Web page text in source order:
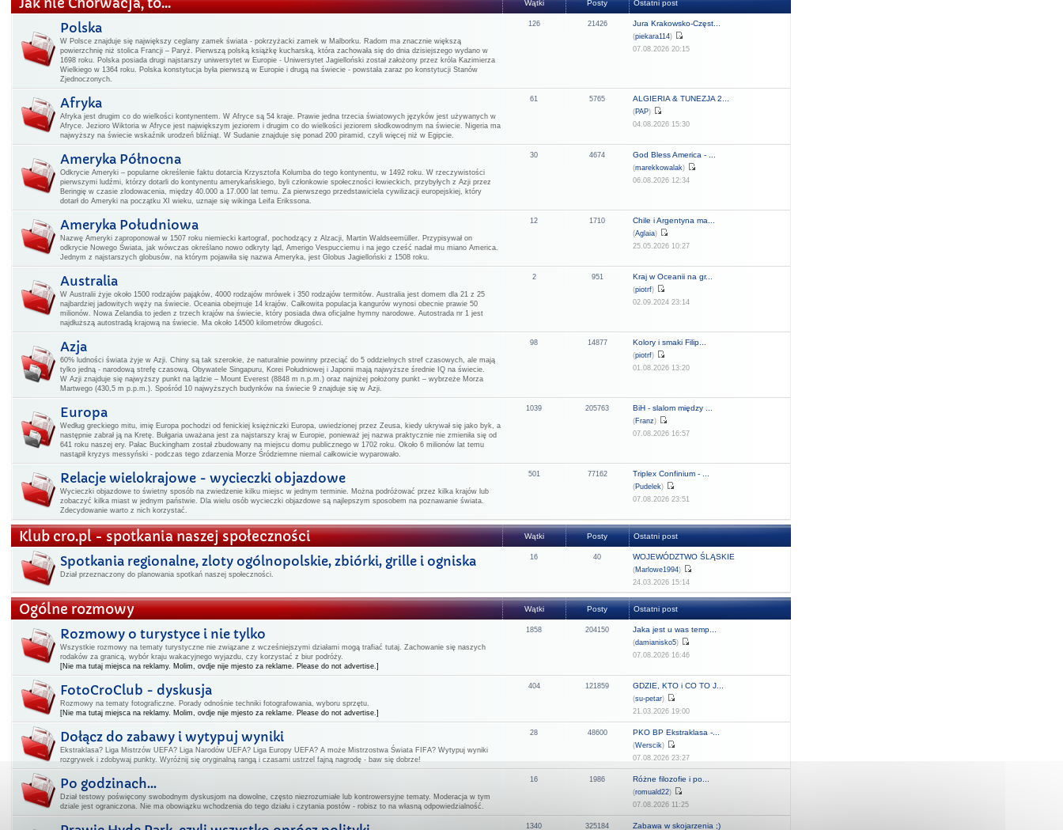
Jak nie Chorwacja, to... Wątki Posty Ostatni post
Polska
W Polsce znajduje się największy ceglany zamek świata - pokrzyżacki zamek w Malborku. Radom ma znacznie większą
powierzchnię niż stolica Francji – Paryż. Pierwszą polską książkę kucharską, która zachowała się do dnia dzisiejszego wydano w
1698 roku. Polska posiada drugi najstarszy uniwersytet w Europie - Uniwersytet Jagielloński został założony przez króla Kazimierza
Wielkiego w 1364 roku. Polska konstytucja była pierwszą w Europie i drugą na świecie - powstała zaraz po konstytucji Stanów
Zjednoczonych.
126 21426 Jura Krakowsko-Częst...
(piekara114)
07.08.2026 20:15
Afryka
Afryka jest drugim co do wielkości kontynentem. W Afryce są 54 kraje. Prawie jedna trzecia światowych języków jest używanych w
Afryce. Jezioro Wiktoria w Afryce jest największym jeziorem i drugim co do wielkości jeziorem słodkowodnym na świecie. Nigeria ma
najwyższy na świecie wskaźnik urodzeń bliźniąt. W Sudanie znajduje się ponad 200 piramid, czyli więcej niż w Egipcie.
61 5765 ALGIERIA & TUNEZJA 2...
(PAP)
04.08.2026 15:30
Ameryka Północna
Odkrycie Ameryki – popularne określenie faktu dotarcia Krzysztofa Kolumba do tego kontynentu, w 1492 roku. W rzeczywistości
pierwszymi ludźmi, którzy dotarli do kontynentu amerykańskiego, byli członkowie społeczności łowieckich, przybyłych z Azji przez
Beringię w czasie zlodowacenia, między 40.000 a 17.000 lat temu. Za pierwszego przedstawiciela cywilizacji europejskiej, który
dotarł do Ameryki na początku XI wieku, uznaje się wikinga Leifa Erikssona.
30 4674 God Bless America - ...
(marekkowalak)
06.08.2026 12:34
Ameryka Południowa
Nazwę Ameryki zaproponował w 1507 roku niemiecki kartograf, pochodzący z Alzacji, Martin Waldseemüller. Przypisywał on
odkrycie Nowego Świata, jak wówczas określano nowo odkryty ląd, Amerigo Vespucciemu i na jego cześć nadał mu miano America.
Jednym z najstarszych globusów, na którym pojawiła się nazwa Ameryka, jest Globus Jagielloński z 1508 roku.
12 1710 Chile i Argentyna ma...
(Aglaia)
25.05.2026 10:27
Australia
W Australii żyje około 1500 rodzajów pająków, 4000 rodzajów mrówek i 350 rodzajów termitów. Australia jest domem dla 21 z 25
najbardziej jadowitych węży na świecie. Oceania obejmuje 14 krajów. Całkowita populacja kangurów wynosi obecnie prawie 50
milionów. Nowa Zelandia to jeden z trzech krajów na świecie, który posiada dwa oficjalne hymny narodowe. Autostrada nr 1 jest
najdłuższą autostradą krajową na świecie. Ma około 14500 kilometrów długości.
2 951 Kraj w Oceanii na gr...
(piotrf)
02.09.2024 23:14
Azja
60% ludności świata żyje w Azji. Chiny są tak szerokie, że naturalnie powinny przeciąć do 5 oddzielnych stref czasowych, ale mają
tylko jedną - narodową strefę czasową. Obywatele Singapuru, Korei Południowej i Japonii mają najwyższe średnie IQ na świecie.
W Azji znajduje się najwyższy punkt na lądzie – Mount Everest (8848 m n.p.m.) oraz najniżej położony punkt – wybrzeże Morza
Martwego (430,5 m p.p.m.). Spośród 10 najwyższych budynków na świecie 9 znajduje się w Azji.
98 14877 Kolory i smaki Filip...
(piotrf)
01.08.2026 13:20
Europa
Według greckiego mitu, imię Europa pochodzi od fenickiej księżniczki Europa, uwiedzionej przez Zeusa, kiedy ukrywał się jako byk, a
następnie zabrał ją na Kretę. Bułgaria uważana jest za najstarszy kraj w Europie, ponieważ jej nazwa praktycznie nie zmieniła się od
641 roku naszej ery. Pałac Buckingham został zbudowany na miejscu domu publicznego w 1702 roku. Około 6 milionów lat temu
nastąpił kryzys messyński - podczas tego zdarzenia Morze Śródziemne niemal całkowicie wyparowało.
1039 205763 BiH - slalom między ...
(Franz)
07.08.2026 16:57
Relacje wielokrajowe - wycieczki objazdowe
Wycieczki objazdowe to świetny sposób na zwiedzenie kilku miejsc w jednym terminie. Można podróżować przez kilka krajów lub
zobaczyć kilka miast w jednym państwie. Dla wielu osób wycieczki objazdowe są najlepszym sposobem na poznawanie świata.
Zdecydowanie warto z nich korzystać.
501 77162 Triplex Confinium - ...
(Pudelek)
07.08.2026 23:51
Klub cro.pl - spotkania naszej społeczności Wątki Posty Ostatni post
Spotkania regionalne, zloty ogólnopolskie, zbiórki, grille i ogniska
Dział przeznaczony do planowania spotkań naszej społeczności.
16 40 WOJEWÓDZTWO ŚLĄSKIE
(Marlowe1994)
24.03.2026 15:14
Ogólne rozmowy Wątki Posty Ostatni post
Rozmowy o turystyce i nie tylko
Wszystkie rozmowy na tematy turystyczne nie związane z wcześniejszymi działami mogą trafiać tutaj. Zachowanie się naszych
rodaków za granicą, wybór kraju wakacyjnego wyjazdu, czy korzystać z biur podróży.
[Nie ma tutaj miejsca na reklamy. Molim, ovdje nije mjesto za reklame. Please do not advertise.]
1858 204150 Jaka jest u was temp...
(damianisko5)
07.08.2026 16:46
FotoCroClub - dyskusja
Rozmowy na tematy fotograficzne. Porady odnośnie techniki fotografowania, wyboru sprzętu.
[Nie ma tutaj miejsca na reklamy. Molim, ovdje nije mjesto za reklame. Please do not advertise.]
404 121859 GDZIE, KTO i CO TO J...
(su-petar)
21.03.2026 19:00
Dołącz do zabawy i wytypuj wyniki
Ekstraklasa? Liga Mistrzów UEFA? Liga Narodów UEFA? Liga Europy UEFA? A może Mistrzostwa Świata FIFA? Wytypuj wyniki
rozgrywek i zdobywaj punkty. Wyróżnij się oryginalną rangą i czasami ustrzel fajną nagrodę - baw się dobrze!
28 48600 PKO BP Ekstraklasa -...
(Werscik)
07.08.2026 23:27
Po godzinach...
Dział testowy poświęcony swobodnym dyskusjom na dowolne, często niezrozumiałe lub kontrowersyjne tematy. Moderacja w tym
dziale jest ograniczona. Nie ma obowiązku wchodzenia do tego działu i czytania postów - robisz to na własną odpowiedzialność.
16 1986 Różne filozofie i po...
(romuald22)
07.08.2026 11:25
1340 325184 Zabawa w skojarzenia ;)